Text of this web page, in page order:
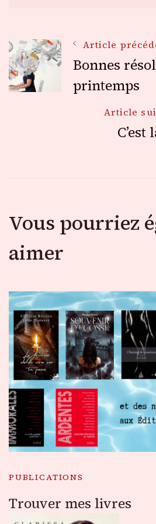
Navigation
des
Article
Bonnes
printemps
Article
C’est
Vous pourriez
aimer
PUBLICATIONS
Trouver mes livres